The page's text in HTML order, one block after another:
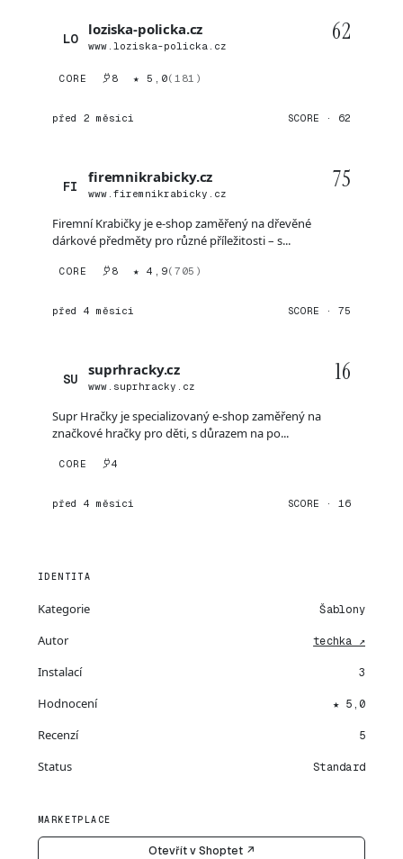
LO
loziska-policka.cz
www.loziska-policka.cz
62
CORE 8 ★ 5,0(181)
před 2 měsíci SCORE · 62
FI
firemnikrabicky.cz
www.firemnikrabicky.cz
75
Firemní Krabičky je e-shop zaměřený na dřevěné
dárkové předměty pro různé příležitosti – s...
CORE 8 ★ 4,9(705)
před 4 měsíci SCORE · 75
SU
suprhracky.cz
www.suprhracky.cz
16
Supr Hračky je specializovaný e-shop zaměřený na
značkové hračky pro děti, s důrazem na po...
CORE 4
před 4 měsíci SCORE · 16
IDENTITA
Kategorie Šablony
Autor techka ↗
Instalací 3
Hodnocení ★ 5,0
Recenzí 5
Status Standard
MARKETPLACE
Otevřít v Shoptet ↗